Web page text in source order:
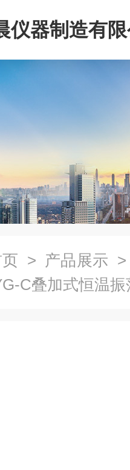
仪器制造有
> 产品展示
C叠加式恒温振